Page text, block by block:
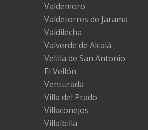
Valdemoro
Valdetorres de Jarama
Valdilecha
Valverde de Alcalá
Velilla de San Antonio
El Vellón
Venturada
Villa del Prado
Villaconejos
Villalbilla